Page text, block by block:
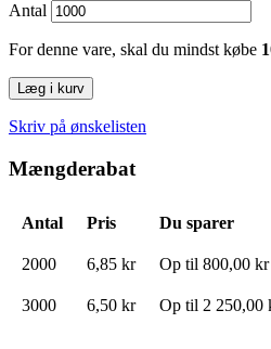
Antal
For denne vare, skal du mindst købe
Læg i kurv
Skriv på ønskelisten
Mængderabat
Antal Pris Du sparer
2000 6,85 kr Op til 800,00 kr
3000 6,50 kr Op til 2 250,00